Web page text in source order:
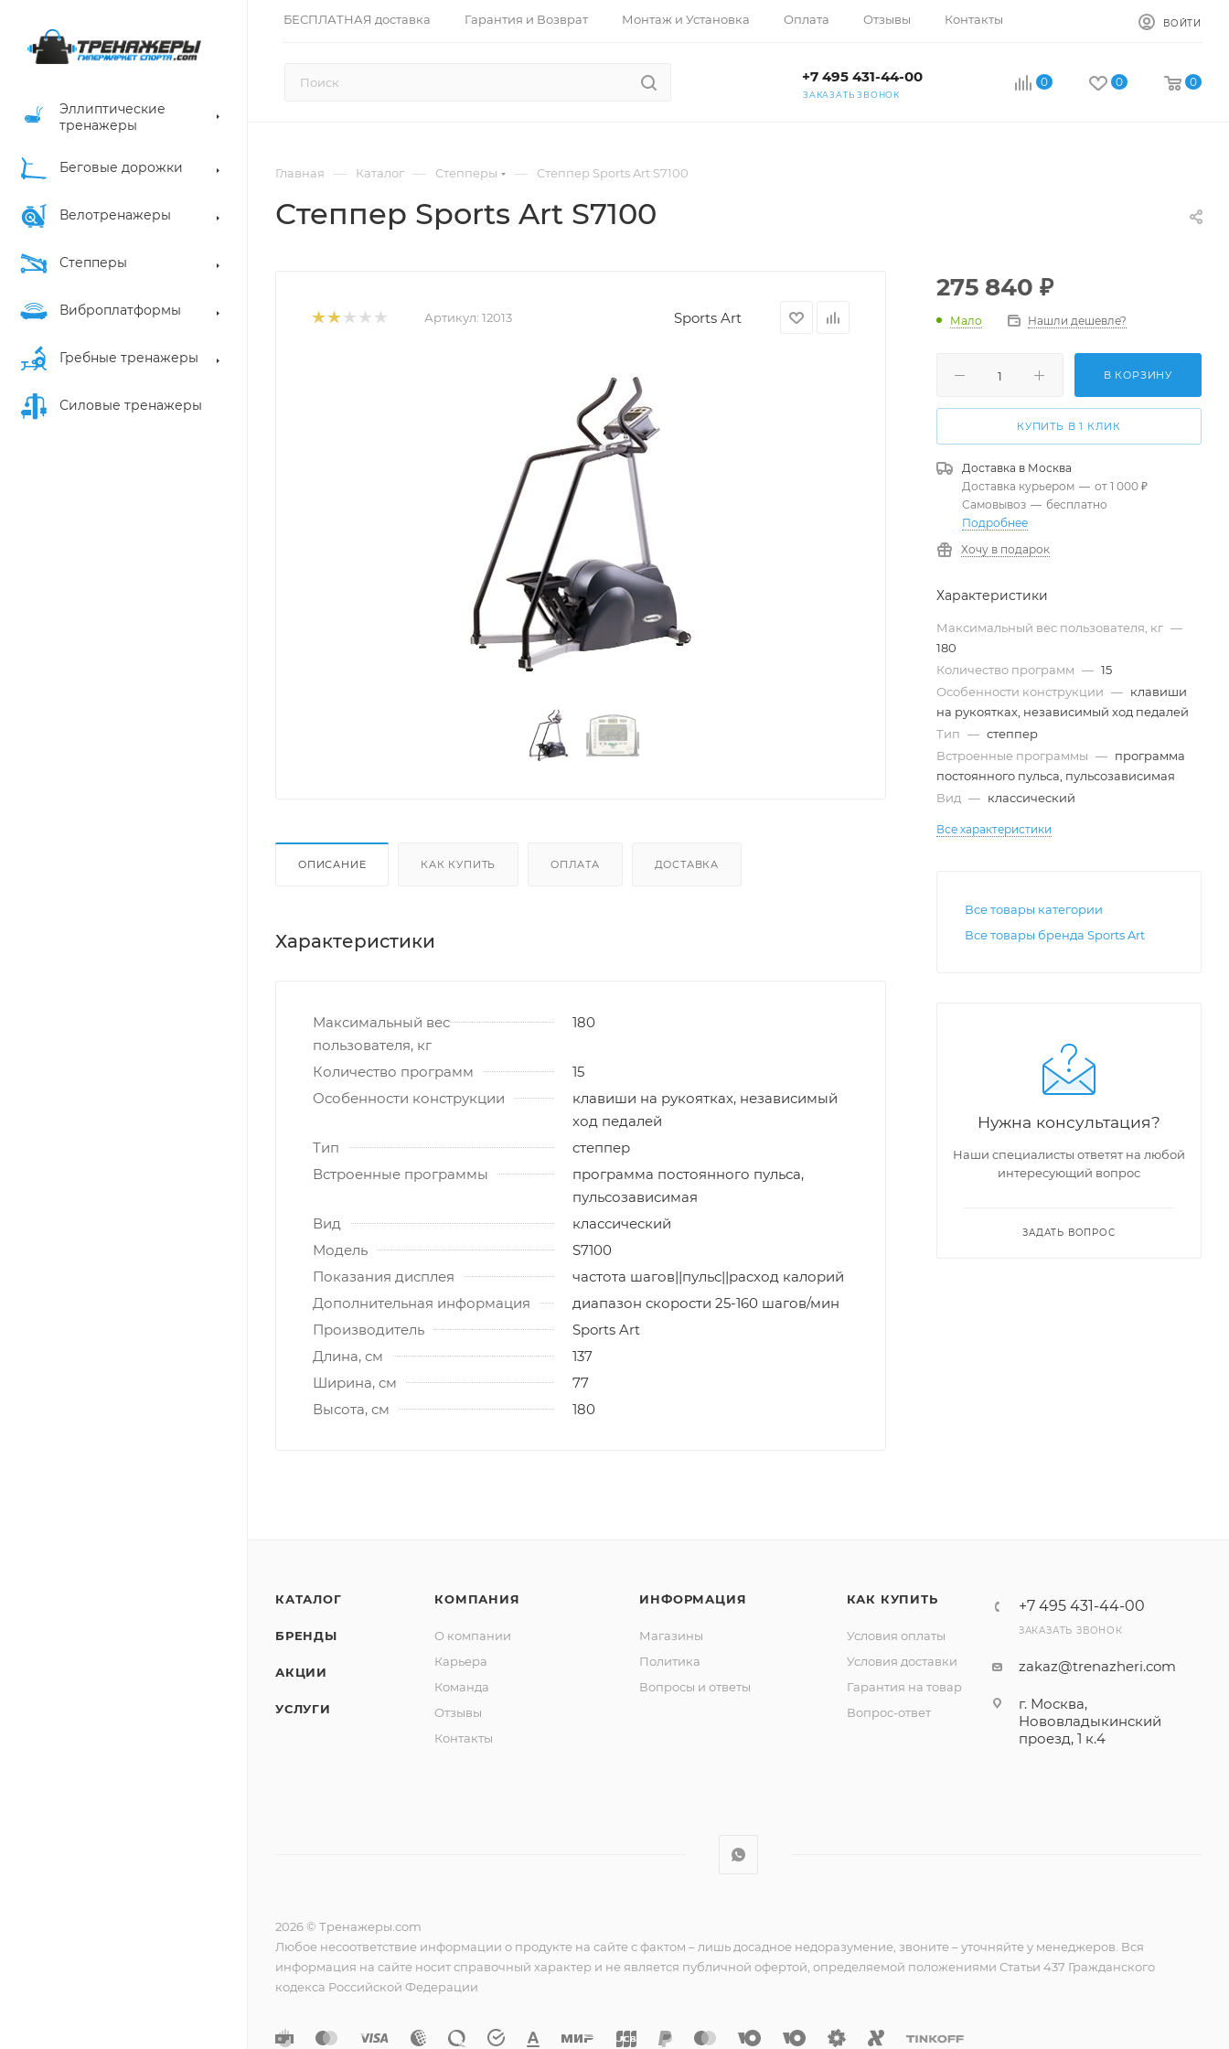
БЕСПЛАТНАЯ доставка Гарантия и Возврат Монтаж и Установка Оплата Отзывы Контакты ВОЙТИ
+7 495 431-44-00
ЗАКАЗАТЬ ЗВОНОК
0 0 0
Эллиптические
тренажеры
Беговые дорожки
Велотренажеры
Степперы
Виброплатформы
Гребные тренажеры
Силовые тренажеры
Главная — Каталог — Степперы — Степпер Sports Art S7100
Степпер Sports Art S7100
Артикул: 12013 Sports Art
ОПИСАНИЕ КАК КУПИТЬ ОПЛАТА ДОСТАВКА
Характеристики
Максимальный вес
пользователя, кг
180
Количество программ
15
Особенности конструкции
клавиши на рукоятках, независимый
ход педалей
Тип
степпер
Встроенные программы
программа постоянного пульса,
пульсозависимая
Вид
классический
Модель
S7100
Показания дисплея
частота шагов||пульс||расход калорий
Дополнительная информация
диапазон скорости 25-160 шагов/мин
Производитель
Sports Art
Длина, см
137
Ширина, см
77
Высота, см
180
275 840 ₽
Мало Нашли дешевле?
В КОРЗИНУ
КУПИТЬ В 1 КЛИК
Доставка в Москва
Доставка курьером — от 1 000 ₽
Самовывоз — бесплатно
Подробнее
Хочу в подарок
Характеристики
Максимальный вес пользователя, кг —
180
Количество программ — 15
Особенности конструкции — клавиши
на рукоятках, независимый ход педалей
Тип — степпер
Встроенные программы — программа
постоянного пульса, пульсозависимая
Вид — классический
Все характеристики
Все товары категории
Все товары бренда Sports Art
Нужна консультация?
Наши специалисты ответят на любой
интересующий вопрос
ЗАДАТЬ ВОПРОС
КАТАЛОГ
БРЕНДЫ
АКЦИИ
УСЛУГИ
КОМПАНИЯ
О компании
Карьера
Команда
Отзывы
Контакты
ИНФОРМАЦИЯ
Магазины
Политика
Вопросы и ответы
КАК КУПИТЬ
Условия оплаты
Условия доставки
Гарантия на товар
Вопрос-ответ
+7 495 431-44-00
ЗАКАЗАТЬ ЗВОНОК
zakaz@trenazheri.com
г. Москва,
Нововладыкинский
проезд, 1 к.4
2026 © Тренажеры.com
Любое несоответствие информации о продукте на сайте с фактом – лишь досадное недоразумение, звоните – уточняйте у менеджеров. Вся
информация на сайте носит справочный характер и не является публичной офертой, определяемой положениями Статьи 437 Гражданского
кодекса Российской Федерации